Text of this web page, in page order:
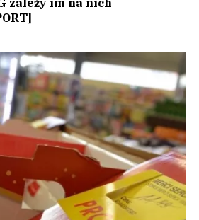
zależy im na nich